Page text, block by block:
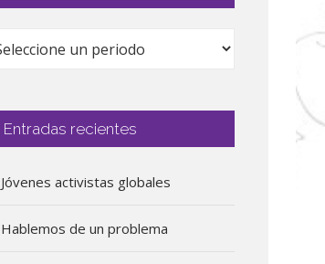
Entradas recientes
Jóvenes activistas globales
Hablemos de un problema